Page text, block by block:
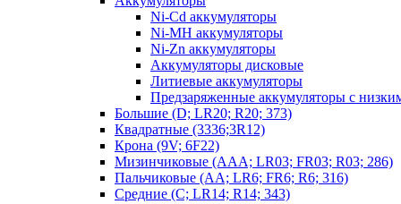
Ni-Cd аккумуляторы
Ni-MH аккумуляторы
Ni-Zn аккумуляторы
Аккумуляторы дисковые
Литиевые аккумуляторы
Предзаряженные аккумуляторы с
Большие (D; LR20; R20; 373)
Квадратные (3336;3R12)
Крона (9V; 6F22)
Мизинчиковые (AAA; LR03; FR03; R03; 286)
Пальчиковые (AA; LR6; FR6; R6; 316)
Средние (C; LR14; R14; 343)